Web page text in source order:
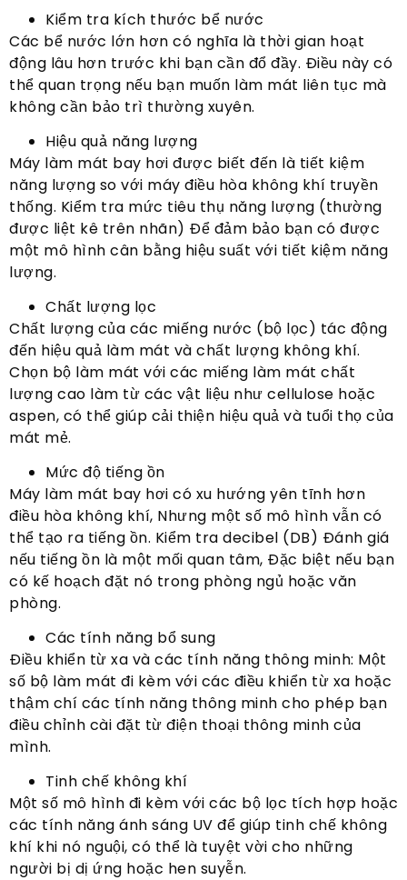
Kiểm tra kích thước bể nước
Các bể nước lớn hơn có nghĩa là thời gian hoạt
động lâu hơn trước khi bạn cần đổ đầy. Điều này có
thể quan trọng nếu bạn muốn làm mát liên tục mà
không cần bảo trì thường xuyên.
Hiệu quả năng lượng
Máy làm mát bay hơi được biết đến là tiết kiệm
năng lượng so với máy điều hòa không khí truyền
thống. Kiểm tra mức tiêu thụ năng lượng (thường
được liệt kê trên nhãn) Để đảm bảo bạn có được
một mô hình cân bằng hiệu suất với tiết kiệm năng
lượng.
Chất lượng lọc
Chất lượng của các miếng nước (bộ lọc) tác động
đến hiệu quả làm mát và chất lượng không khí.
Chọn bộ làm mát với các miếng làm mát chất
lượng cao làm từ các vật liệu như cellulose hoặc
aspen, có thể giúp cải thiện hiệu quả và tuổi thọ của
mát mẻ.
Mức độ tiếng ồn
Máy làm mát bay hơi có xu hướng yên tĩnh hơn
điều hòa không khí, Nhưng một số mô hình vẫn có
thể tạo ra tiếng ồn. Kiểm tra decibel (DB) Đánh giá
nếu tiếng ồn là một mối quan tâm, Đặc biệt nếu bạn
có kế hoạch đặt nó trong phòng ngủ hoặc văn
phòng.
Các tính năng bổ sung
Điều khiển từ xa và các tính năng thông minh: Một
số bộ làm mát đi kèm với các điều khiển từ xa hoặc
thậm chí các tính năng thông minh cho phép bạn
điều chỉnh cài đặt từ điện thoại thông minh của
mình.
Tinh chế không khí
Một số mô hình đi kèm với các bộ lọc tích hợp hoặc
các tính năng ánh sáng UV để giúp tinh chế không
khí khi nó nguội, có thể là tuyệt vời cho những
người bị dị ứng hoặc hen suyễn.